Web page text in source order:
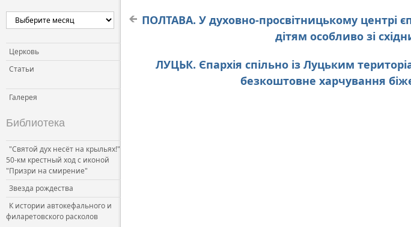
Церковь
Статьи
Галерея
Библиотека
"Святой дух несёт на крыльях!"
50-км крестный ход с иконой
"Призри на смирение"
Звезда рождества
К истории автокефального и
филаретовского расколов
ПОЛТАВА. У духовно-просвітницькому центрі
дітям особливо зі
ЛУЦЬК. Єпархія спільно із Луцьким
безкоштовне харчування